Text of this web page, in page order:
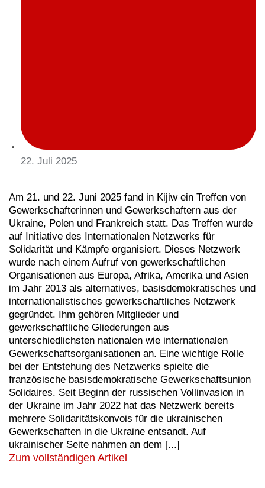
22. Juli 2025
Am 21. und 22. Juni 2025 fand in Kijiw ein Treffen von
Gewerkschafterinnen und Gewerkschaftern aus der
Ukraine, Polen und Frankreich statt. Das Treffen wurde
auf Initiative des Internationalen Netzwerks für
Solidarität und Kämpfe organisiert. Dieses Netzwerk
wurde nach einem Aufruf von gewerkschaftlichen
Organisationen aus Europa, Afrika, Amerika und Asien
im Jahr 2013 als alternatives, basisdemokratisches und
internationalistisches gewerkschaftliches Netzwerk
gegründet. Ihm gehören Mitglieder und
gewerkschaftliche Gliederungen aus
unterschiedlichsten nationalen wie internationalen
Gewerkschaftsorganisationen an. Eine wichtige Rolle
bei der Entstehung des Netzwerks spielte die
französische basisdemokratische Gewerkschaftsunion
Solidaires. Seit Beginn der russischen Vollinvasion in
der Ukraine im Jahr 2022 hat das Netzwerk bereits
mehrere Solidaritätskonvois für die ukrainischen
Gewerkschaften in die Ukraine entsandt. Auf
ukrainischer Seite nahmen an dem [...]
Zum vollständigen Artikel